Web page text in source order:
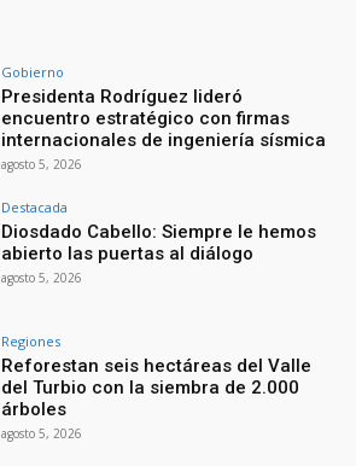
Gobierno
Presidenta Rodríguez lideró
encuentro estratégico con firmas
internacionales de ingeniería sísmica
agosto 5, 2026
Destacada
Diosdado Cabello: Siempre le hemos
abierto las puertas al diálogo
agosto 5, 2026
Regiones
Reforestan seis hectáreas del Valle
del Turbio con la siembra de 2.000
árboles
agosto 5, 2026